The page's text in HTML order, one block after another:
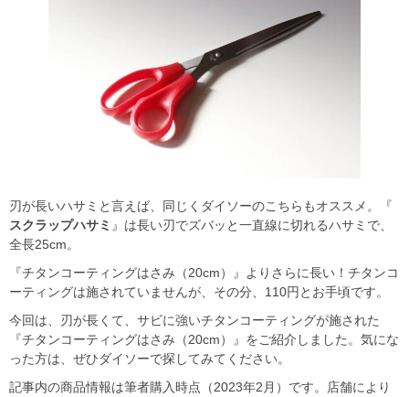
刃が長いハサミと言えば、同じくダイソーのこちらもオススメ。『
スクラップハサミ 』は長い刃でズバッと一直線に切れるハサミで、
全長25cm。
『チタンコーティングはさみ（20cm）』よりさらに長い！チタンコ
ーティングは施されていませんが、その分、110円とお手頃です。
今回は、刃が長くて、サビに強いチタンコーティングが施された
『チタンコーティングはさみ（20cm）』をご紹介しました。気にな
った方は、ぜひダイソーで探してみてください。
記事内の商品情報は筆者購入時点（2023年2月）です。店舗により